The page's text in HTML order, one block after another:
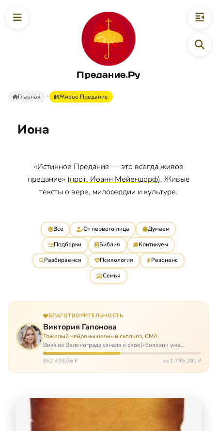
Предание.Ру
Главная Живое Предание
Иона
«Истинное Предание — это всегда живое
предание» (прот. Иоанн Мейендорф). Живые
тексты о вере, милосердии и культуре.
Все От первого лица
Думаем
Подборки
Библия
Критикуем
Разбираемся
Психология
Резонанс
Семья
БЛАГОТВОРИТЕЛЬНОСТЬ
Виктория Гапонова
Тяжелый нейромышечный сколиоз, СМА
Вика из Зеленограда узнала о своей болезни уже
будучи в сознательном возрасте. Ей пришлось
привыкать к инвалидной коляске и сильнейшему
862 438,66 ₽ из 1 745 200 ₽